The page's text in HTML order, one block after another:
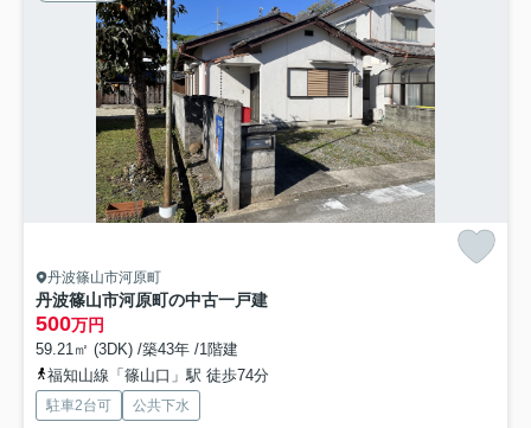
丹波篠山市河原町
丹波篠山市河原町の中古一戸建
500万円
59.21㎡ (3DK) /築43年 /1階建
福知山線「篠山口」駅 徒歩74分
駐車2台可 公共下水